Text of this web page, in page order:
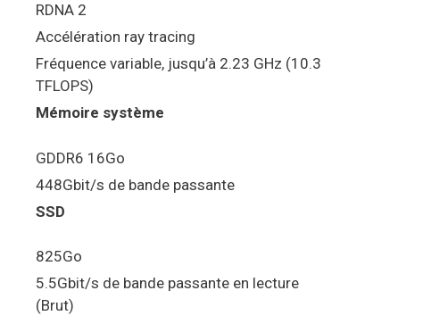
RDNA 2
Accélération ray tracing
Fréquence variable, jusqu’à 2.23 GHz (10.3
TFLOPS)
Mémoire système
GDDR6 16Go
448Gbit/s de bande passante
SSD
825Go
5.5Gbit/s de bande passante en lecture
(Brut)